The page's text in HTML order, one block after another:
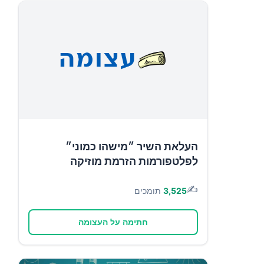
העלאת השיר ״מישהו כמוני״
לפלטפורמות הזרמת מוזיקה
✍️
3,525 תומכים
חתימה על העצומה